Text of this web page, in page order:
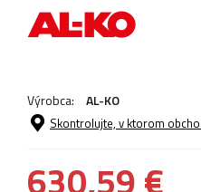
Výrobca: AL-KO
Skontrolujte, v ktorom